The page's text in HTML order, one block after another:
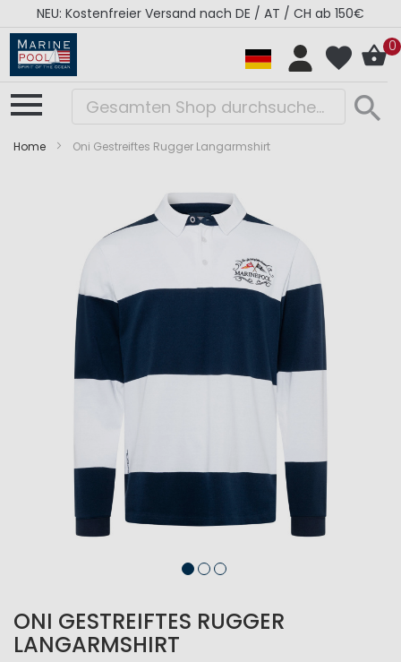
NEU: Kostenfreier Versand nach DE / AT / CH ab 150€
0
Home Oni Gestreiftes Rugger Langarmshirt
springen
springen
ONI GESTREIFTES RUGGER
LANGARMSHIRT